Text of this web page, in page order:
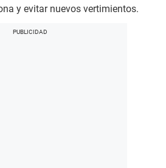
y evitar nuevos vertimientos.